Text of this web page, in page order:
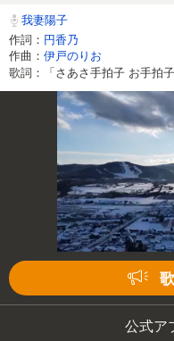
我妻陽子
作詞： 円香乃
作曲： 伊戸のりお
歌詞：「さあさ手拍子 お手拍
公式ア